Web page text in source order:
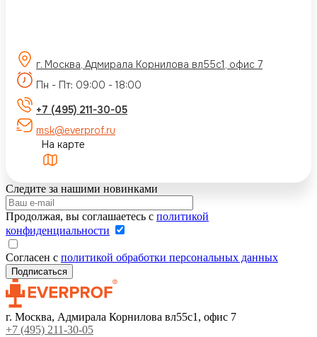
г. Москва, Адмирала Корнилова вл55с1, офис 7
Пн - Пт: 09:00 - 18:00
+7 (495) 211-30-05
msk@everprof.ru
На карте
Следите за нашими новинками
Продолжая, вы соглашаетесь с политикой
конфиденциальности
Согласен с политикой обработки персональных данных
г. Москва, Адмирала Корнилова вл55с1, офис 7
+7 (495) 211-30-05